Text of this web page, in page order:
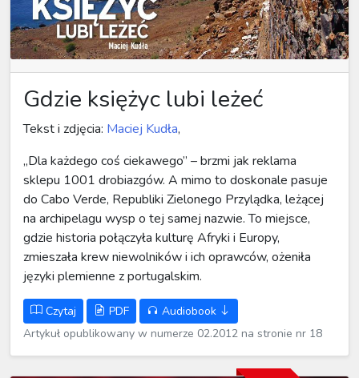
Gdzie księżyc lubi leżeć
Tekst i zdjęcia: Maciej Kudła,
„Dla każdego coś ciekawego” – brzmi jak reklama
sklepu 1001 drobiazgów. A mimo to doskonale pasuje
do Cabo Verde, Republiki Zielonego Przylądka, leżącej
na archipelagu wysp o tej samej nazwie. To miejsce,
gdzie historia połączyła kulturę Afryki i Europy,
zmieszała krew niewolników i ich oprawców, ożeniła
języki plemienne z portugalskim.
Czytaj PDF
Audiobook
Artykuł opublikowany w numerze 02.2012 na stronie nr 18